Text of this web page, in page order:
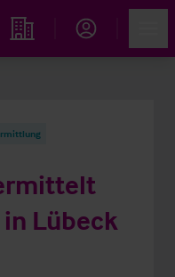
Immobiliensuche
Lübeck